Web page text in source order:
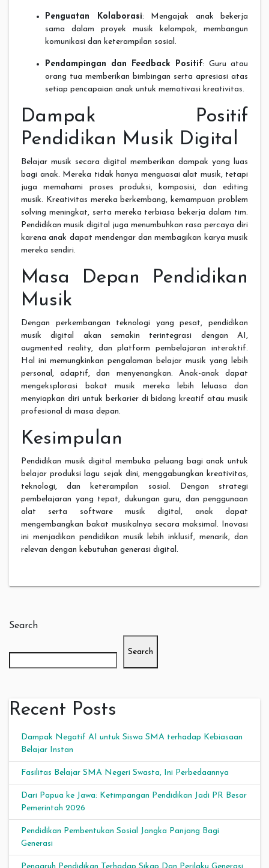
Penguatan Kolaborasi: Mengajak anak bekerja
sama dalam proyek musik kelompok, membangun
komunikasi dan keterampilan sosial.
Pendampingan dan Feedback Positif: Guru atau
orang tua memberikan bimbingan serta apresiasi atas
setiap pencapaian anak untuk memotivasi kreativitas.
Dampak Positif
Pendidikan Musik Digital
Belajar musik secara digital memberikan dampak yang luas
bagi anak. Mereka tidak hanya menguasai alat musik, tetapi
juga memahami proses produksi, komposisi, dan editing
musik. Kreativitas mereka berkembang, kemampuan problem
solving meningkat, serta mereka terbiasa bekerja dalam tim.
Pendidikan musik digital juga menumbuhkan rasa percaya diri
karena anak dapat mendengar dan membagikan karya musik
mereka sendiri.
Masa Depan Pendidikan
Musik
Dengan perkembangan teknologi yang pesat, pendidikan
musik digital akan semakin terintegrasi dengan AI,
augmented reality, dan platform pembelajaran interaktif.
Hal ini memungkinkan pengalaman belajar musik yang lebih
personal, adaptif, dan menyenangkan. Anak-anak dapat
mengeksplorasi bakat musik mereka lebih leluasa dan
menyiapkan diri untuk berkarier di bidang kreatif atau musik
profesional di masa depan.
Kesimpulan
Pendidikan musik digital membuka peluang bagi anak untuk
belajar produksi lagu sejak dini, menggabungkan kreativitas,
teknologi, dan keterampilan sosial. Dengan strategi
pembelajaran yang tepat, dukungan guru, dan penggunaan
alat serta software musik digital, anak dapat
mengembangkan bakat musikalnya secara maksimal. Inovasi
ini menjadikan pendidikan musik lebih inklusif, menarik, dan
relevan dengan kebutuhan generasi digital.
Search
Search
Recent Posts
Dampak Negatif AI untuk Siswa SMA terhadap Kebiasaan
Belajar Instan
Fasilitas Belajar SMA Negeri Swasta, Ini Perbedaannya
Dari Papua ke Jawa: Ketimpangan Pendidikan Jadi PR Besar
Pemerintah 2026
Pendidikan Pembentukan Sosial Jangka Panjang Bagi
Generasi